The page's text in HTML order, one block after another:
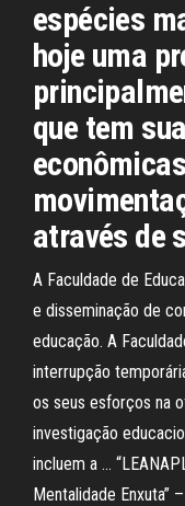
espécies
hoje uma
que tem
através de
A Faculdade de
e disseminação de
educação. A
interrupção
os seus esforços na
investigação
incluem a …
Mentalidade Enxuta”